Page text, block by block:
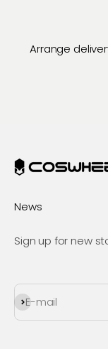
Arrange
News
Sign up for new
E-mail
Odoberať